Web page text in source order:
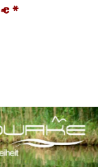
€ *